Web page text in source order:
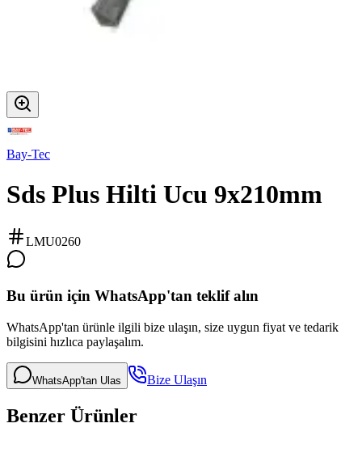
Bay-Tec
Sds Plus Hilti Ucu 9x210mm
LMU0260
Bu ürün için WhatsApp'tan teklif alın
WhatsApp'tan ürünle ilgili bize ulaşın, size uygun fiyat ve tedarik
bilgisini hızlıca paylaşalım.
WhatsApp'tan Ulas Bize Ulaşın
Benzer Ürünler